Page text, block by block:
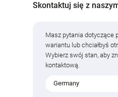
Skontaktuj się z
Masz pytania dotyczące
wariantu lub chciałbyś
Wybierz swój stan, aby
kontaktową.
Germany